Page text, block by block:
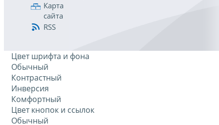
Карта
сайта
RSS
Цвет шрифта и фона
Обычный
Контрастный
Инверсия
Комфортный
Цвет кнопок и ссылок
Обычный